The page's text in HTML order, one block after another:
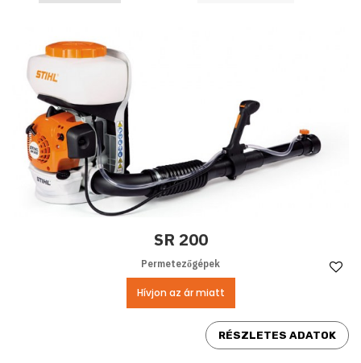
SR 200
Permetezőgépek
Hívjon az ár miatt
RÉSZLETES ADATOK